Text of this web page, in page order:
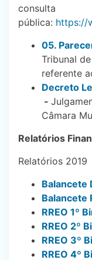
consulta
pública: https://
05.
Tribunal
referente
Decreto
-
Câmara
Relatórios
Relatórios 2019
Balancete
Balancete
RREO 1º
RREO 2º
RREO 3º
RREO 4º